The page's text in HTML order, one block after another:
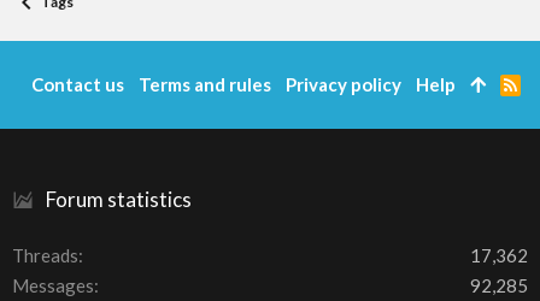
Forum statistics
Threads
17,362
Messages
92,285
Contact us Terms and rules Privacy policy Help
R
S